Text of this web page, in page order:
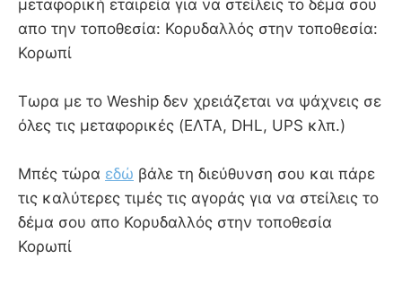
μεταφορική εταιρεία για να στείλεις το δέμα σου
απο την τοποθεσία: Κορυδαλλός στην τοποθεσία:
Κορωπί
Τωρα με το Weship δεν χρειάζεται να ψάχνεις σε
όλες τις μεταφορικές (ΕΛΤΑ, DHL, UPS κλπ.)
Μπές τώρα εδώ βάλε τη διεύθυνση σου και πάρε
τις καλύτερες τιμές τις αγοράς για να στείλεις το
δέμα σου απο Κορυδαλλός στην τοποθεσία
Κορωπί